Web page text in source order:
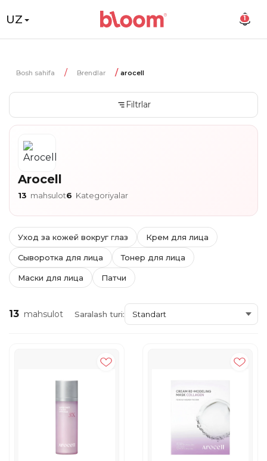
UZ 1
Bosh sahifa Brendlar arocell
Filtrlar
Arocell
13 mahsulot6 Kategoriyalar
Уход за кожей вокруг глаз Крем для лица
Сыворотка для лица Тонер для лица
Маски для лица Патчи
13 mahsulot Saralash turi: